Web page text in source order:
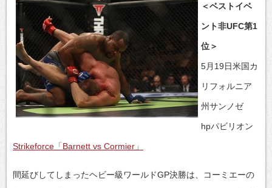
＜ベストイベ
ント非UFC第1
位＞
5月19日米国カ
リフォルニア
州サンノゼ
hpパビリオン
Strikeforce「Barnett vs Cormier」
間延びしてしまったヘビー級ワールドGP決勝は、コーミエーの